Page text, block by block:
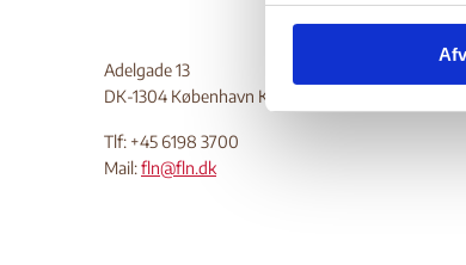
v
Adelgade 13
DK-1304 København K
Tlf: +45 6198 3700
Mail:fln@fln.dk